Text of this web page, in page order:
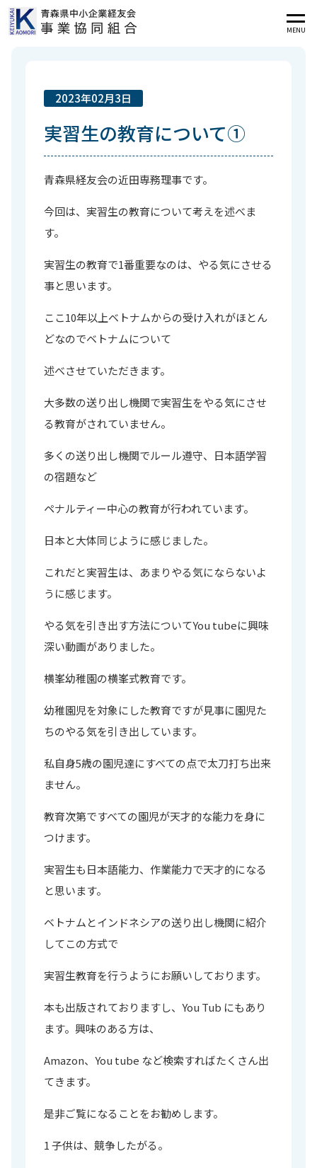
MENU
2023年02月3日
実習生の教育について①
青森県経友会の近田専務理事です。
今回は、実習生の教育について考えを述べま
す。
実習生の教育で1番重要なのは、やる気にさせる
事と思います。
ここ10年以上ベトナムからの受け入れがほとん
どなのでベトナムについて
述べさせていただきます。
大多数の送り出し機関で実習生をやる気にさせ
る教育がされていません。
多くの送り出し機関でルール遵守、日本語学習
の宿題など
ペナルティー中心の教育が行われています。
日本と大体同じように感じました。
これだと実習生は、あまりやる気にならないよ
うに感じます。
やる気を引き出す方法についてYou tubeに興味
深い動画がありました。
横峯幼稚園の横峯式教育です。
幼稚園児を対象にした教育ですが見事に園児た
ちのやる気を引き出しています。
私自身5歳の園児達にすべての点で太刀打ち出来
ません。
教育次第ですべての園児が天才的な能力を身に
つけます。
実習生も日本語能力、作業能力で天才的になる
と思います。
ベトナムとインドネシアの送り出し機関に紹介
してこの方式で
実習生教育を行うようにお願いしております。
本も出版されておりますし、You Tub にもあり
ます。興味のある方は、
Amazon、You tube など検索すればたくさん出
てきます。
是非ご覧になることをお勧めします。
1 子供は、競争したがる。